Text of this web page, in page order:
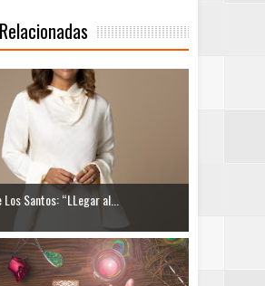
Santos: “LLegar al...